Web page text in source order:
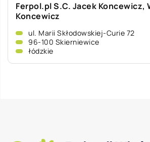
Ferpol.pl S.C. Jacek Koncewicz,
Koncewicz
ul. Marii Skłodowskiej-Curie 72
96-100 Skierniewice
łódzkie